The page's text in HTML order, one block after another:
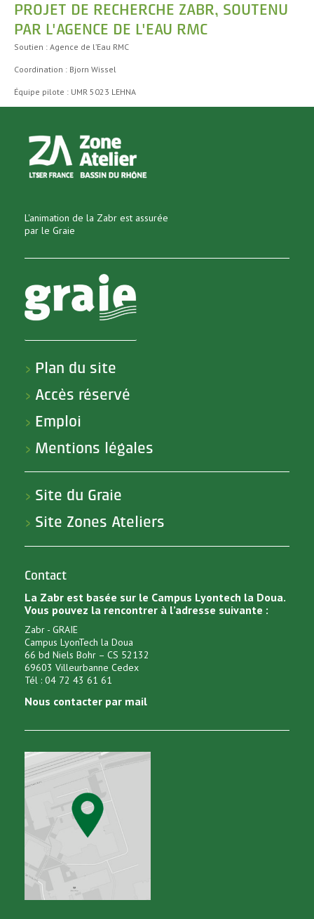
PROJET DE RECHERCHE ZABR, SOUTENU
PAR L'AGENCE DE L'EAU RMC
Soutien : Agence de l’Eau RMC
Coordination : Bjorn Wissel
Équipe pilote : UMR 5023 LEHNA
L'animation de la Zabr est assurée
par le Graie
> Plan du site
> Accès réservé
> Emploi
> Mentions légales
> Site du Graie
> Site Zones Ateliers
Contact
La Zabr est basée sur le Campus Lyontech la Doua.
Vous pouvez la rencontrer à l’adresse suivante :
Zabr - GRAIE
Campus LyonTech la Doua
66 bd Niels Bohr – CS 52132
69603 Villeurbanne Cedex
Tél : 04 72 43 61 61
Nous contacter par mail